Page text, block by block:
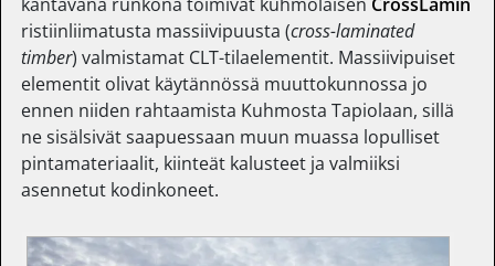
ristiinliimatusta massiivipuusta (cross-laminated
timber) valmistamat CLT-tilaelementit. Massiivipuiset
elementit olivat käytännössä muuttokunnossa jo
ennen niiden rahtaamista Kuhmosta Tapiolaan, sillä
ne sisälsivät saapuessaan muun muassa lopulliset
pintamateriaalit, kiinteät kalusteet ja valmiiksi
asennetut kodinkoneet.